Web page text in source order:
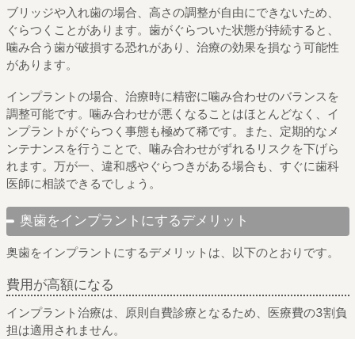
ブリッジや入れ歯の場合、高さの調整が自由にできないため、
ぐらつくことがあります。歯がぐらついた状態が持続すると、
噛み合う歯が破損する恐れがあり、治療の効果を損なう可能性
があります。
インプラントの場合、治療時に精密に噛み合わせのバランスを
調整可能です。噛み合わせが悪くなることはほとんどなく、イ
ンプラントがぐらつく事態も極めて稀です。また、定期的なメ
ンテナンスを行うことで、噛み合わせがずれるリスクを下げら
れます。万が一、違和感やぐらつきがある場合も、すぐに歯科
医師に相談できるでしょう。
奥歯をインプラントにするデメリット
奥歯をインプラントにするデメリットは、以下のとおりです。
費用が高額になる
インプラント治療は、原則自費診療となるため、医療費の3割負
担は適用されません。